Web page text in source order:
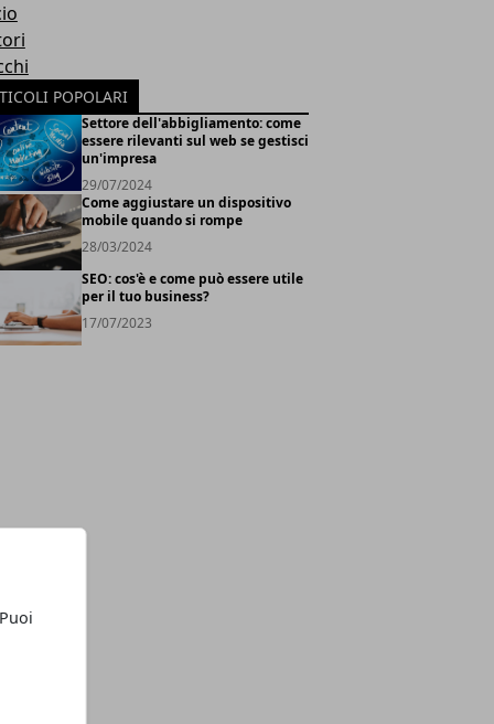
POPOLARI
Settore dell'abbigliamento: come
essere rilevanti sul web se gestisci
un'impresa
29/07/2024
Come aggiustare un dispositivo
mobile quando si rompe
28/03/2024
SEO: cos'è e come può essere utile
per il tuo business?
17/07/2023